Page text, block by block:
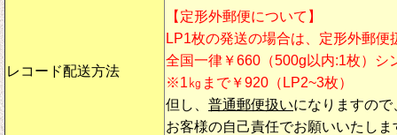
レコード配送方法
【定形外郵便について】
LP1枚の発送の場合は、定形外郵便
全国一律￥660（500g以内:1枚）シ
※1㎏まで￥920（LP2~3枚）
但し、 普通郵便扱いになりますの
お客様の自己責任でお願いいたしま